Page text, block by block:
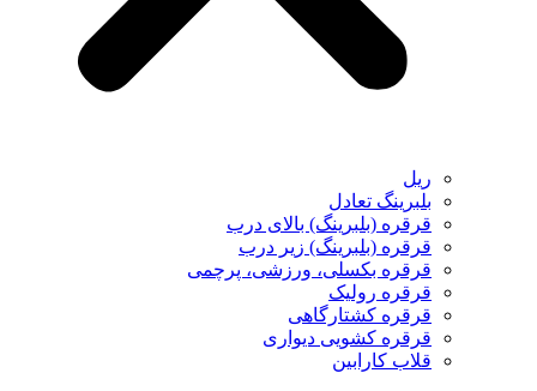
ریل
بلبرینگ تعادل
قرقره (بلبرینگ) بالای درب
قرقره (بلبرینگ) زیر درب
قرقره بکسلی، ورزشی، پرچمی
قرقره رولیک
قرقره کشتارگاهی
قرقره کشویی دیواری
قلاب کارابین